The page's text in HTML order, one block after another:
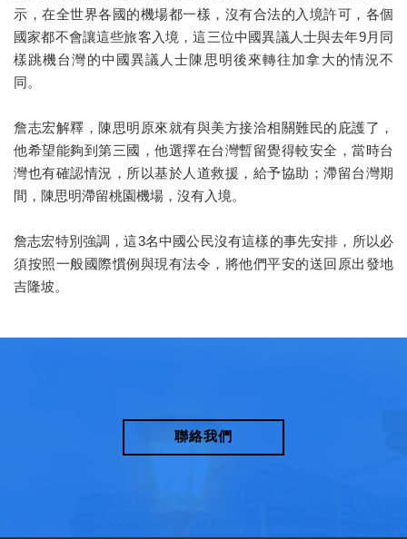
示，在全世界各國的機場都一樣，沒有合法的入境許可，各個
國家都不會讓這些旅客入境，這三位中國異議人士與去年9月同
樣跳機台灣的中國異議人士陳思明後來轉往加拿大的情況不
同。
詹志宏解釋，陳思明原來就有與美方接洽相關難民的庇護了，
他希望能夠到第三國，他選擇在台灣暫留覺得較安全，當時台
灣也有確認情況，所以基於人道救援，給予協助；滯留台灣期
間，陳思明滯留桃園機場，沒有入境。
詹志宏特別強調，這3名中國公民沒有這樣的事先安排，所以必
須按照一般國際慣例與現有法令，將他們平安的送回原出發地
吉隆坡。
聯絡我們